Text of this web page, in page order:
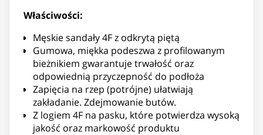
Właściwości:
Męskie sandały 4F z odkrytą piętą
Gumowa, miękka podeszwa z profilowanym
bieżnikiem gwarantuje trwałość oraz
odpowiednią przyczepność do podłoża
Zapięcia na rzep (potrójne) ułatwiają
zakładanie. Zdejmowanie butów.
Z logiem 4F na pasku, które potwierdza wysoką
jakość oraz markowość produktu